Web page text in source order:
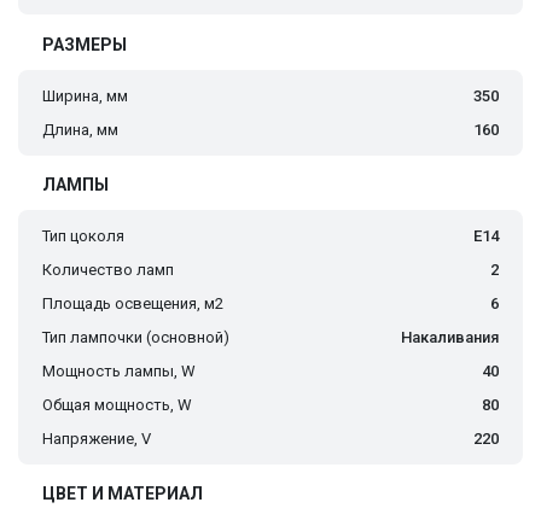
РАЗМЕРЫ
Ширина, мм
350
Длина, мм
160
ЛАМПЫ
Тип цоколя
E14
Количество ламп
2
Площадь освещения, м2
6
Тип лампочки (основной)
Накаливания
Мощность лампы, W
40
Общая мощность, W
80
Напряжение, V
220
ЦВЕТ И МАТЕРИАЛ